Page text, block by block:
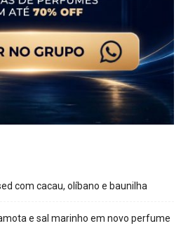
com cacau, olíbano e baunilha
e sal marinho em novo perfume